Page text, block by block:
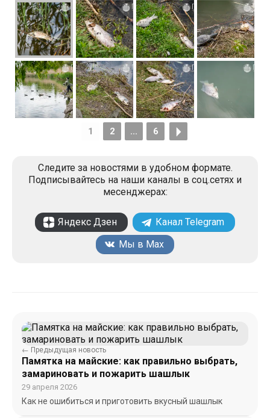
1 2 ... 6
Следите за новостями в удобном формате.
Подписывайтесь на наши каналы в соц.сетях и
месенджерах:
Яндекс Дзен
Канал Telegram
Мы в Max
← Предыдущая новость
Памятка на майские: как правильно выбрать,
замариновать и пожарить шашлык
29 апреля 2026
Как не ошибиться и приготовить вкусный шашлык